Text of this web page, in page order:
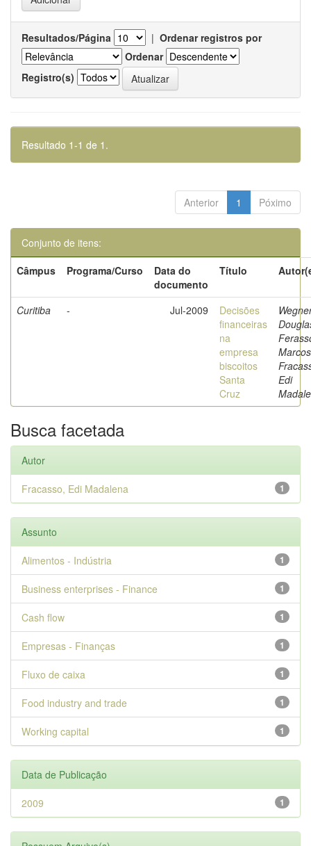
Resultados/Página | Ordenar registros por
Ordenar
Registro(s)
Resultado 1-1 de 1.
Anterior 1 Póximo
Conjunto de itens:
Câmpus
Programa/Curso
Data do
documento
Título
Curitiba - Jul-2009
Decisões
financeiras
na
empresa
biscoitos
Santa
Cruz
Edi
Busca facetada
Autor
1
Fracasso, Edi Madalena
Assunto
1
Alimentos - Indústria
1
Business enterprises - Finance
1
Cash flow
1
Empresas - Finanças
1
Fluxo de caixa
1
Food industry and trade
1
Working capital
Data de Publicação
1
2009